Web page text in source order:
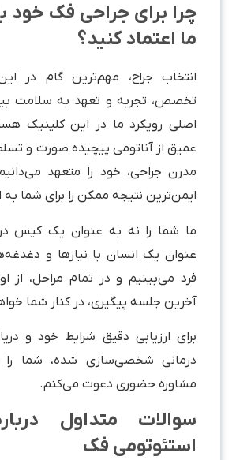
چرا برای جراحی فک
ما اعتماد کنید؟
انتخاب جراح، مهم‌ترین گام در
تخصص، تجربه و تعهد به سلامت
اصلی رویکرد ما در این کلینیک
عمیق از آناتومی پیچیده صورت و
مدرن جراحی، خود را متعهد
ایمن‌ترین نتیجه ممکن را برای شما به
ما شما را نه به عنوان یک کیس
عنوان یک انسان با نیازها و
فرد می‌بینیم و در تمام مراحل، از
آخرین جلسه پیگیری، در کنار شما
برای ارزیابی دقیق شرایط خود و
درمانی شخصی‌سازی شده، شما
مشاوره حضوری دعوت می‌کنم.
سوالات متداول
استئوتومی فک